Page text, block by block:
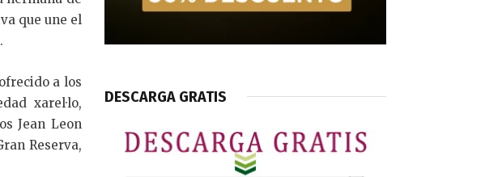
que une el
a los
xarel·lo,
Jean Leon
Reserva,
DESCARGA GRATIS